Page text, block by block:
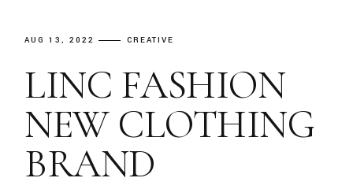
AUG 13, 2022 CREATIVE
LINC FASHION
NEW CLOTHING
BRAND